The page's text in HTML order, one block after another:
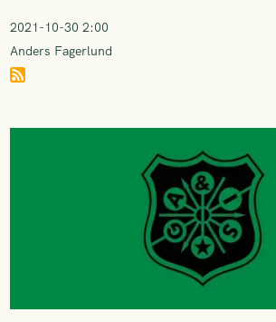
2021-10-30 2:00
Anders Fagerlund